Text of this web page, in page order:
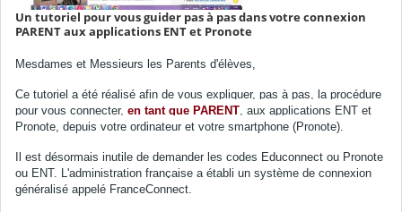
Un tutoriel pour vous guider pas à pas dans votre connexion
PARENT aux applications ENT et Pronote
Mesdames et Messieurs les Parents d'élèves,
Ce tutoriel a été réalisé afin de vous expliquer, pas à pas, la procédure
pour vous connecter, en tant que PARENT, aux applications ENT et
Pronote, depuis votre ordinateur et votre smartphone (Pronote).
Il est désormais inutile de demander les codes Educonnect ou Pronote
ou ENT. L'administration française a établi un système de connexion
généralisé appelé FranceConnect.